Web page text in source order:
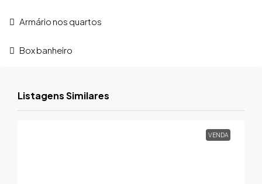
Armário nos quartos
Box banheiro
Listagens Similares
VENDA